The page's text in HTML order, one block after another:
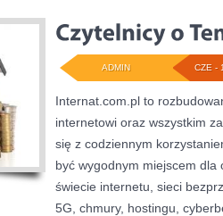
CZE -
ADMIN
Internat.com.pl to
internetowi oraz wszystkim
się z codziennym
być wygodnym miejscem
świecie internetu, sieci
5G, chmury, hostingu,